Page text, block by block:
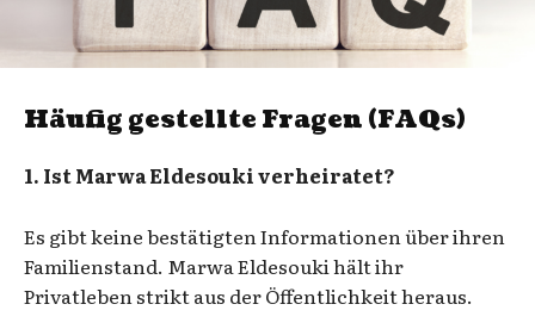
Häufig gestellte Fragen (FAQs)
1. Ist Marwa Eldesouki verheiratet?
Es gibt keine bestätigten Informationen über ihren
Familienstand. Marwa Eldesouki hält ihr
Privatleben strikt aus der Öffentlichkeit heraus.